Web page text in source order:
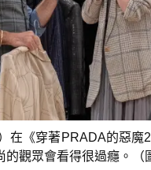
在《穿著PRADA的惡魔
的觀眾會看得很過癮。（